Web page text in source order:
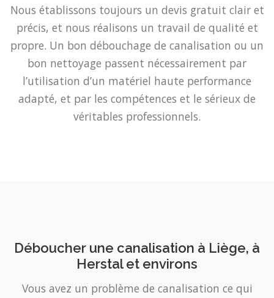
Nous établissons toujours un devis gratuit clair et
précis, et nous réalisons un travail de qualité et
propre. Un bon débouchage de canalisation ou un
bon nettoyage passent nécessairement par
l’utilisation d’un matériel haute performance
adapté, et par les compétences et le sérieux de
véritables professionnels.
Déboucher une canalisation à Liège, à
Herstal et environs
Vous avez un problème de canalisation ce qui